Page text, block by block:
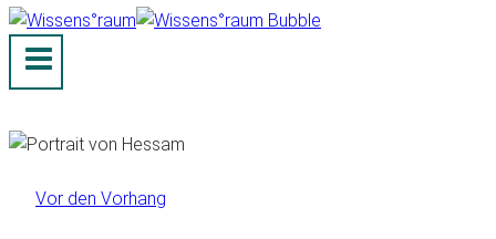
Vor den Vorhang